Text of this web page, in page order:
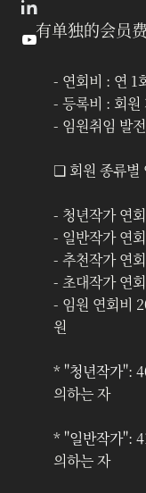
有单独的会员
- 연회비 : 연 1
- 등록비 : 회원
- 임원취임 발
❏ 회원 종류별
- 청년작가 연
- 일반작가 연
- 추천작가 연
- 초대작가 연
- 임원 연회비
원
* "청년작가":
의하는 자
* "일반작가":
의하는 자
